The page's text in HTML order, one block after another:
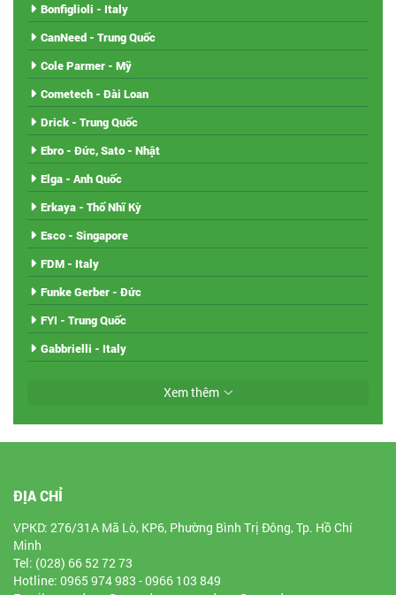
Bonfiglioli - Italy
CanNeed - Trung Quốc
Cole Parmer - Mỹ
Cometech - Đài Loan
Drick - Trung Quốc
Ebro - Đức, Sato - Nhật
Elga - Anh Quốc
Erkaya - Thổ Nhĩ Kỳ
Esco - Singapore
FDM - Italy
Funke Gerber - Đức
FYI - Trung Quốc
Gabbrielli - Italy
Xem thêm
ĐỊA CHỈ
VPKD: 276/31A Mã Lò, KP6, Phường Bình Trị Đông, Tp. Hồ Chí
Minh
Tel: (028) 66 52 72 73
Hotline: 0965 974 983 - 0966 103 849